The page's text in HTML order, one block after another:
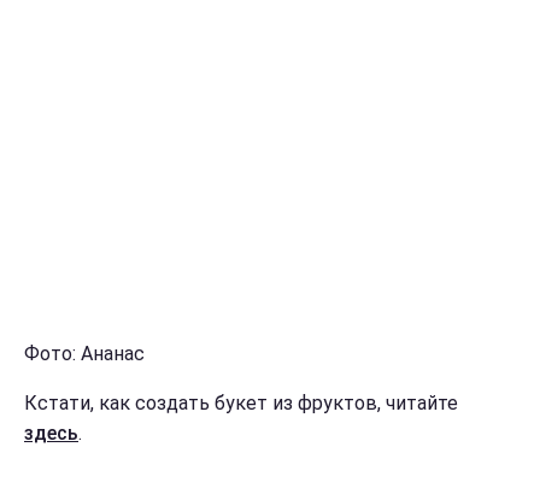
Фото: Ананас
Кстати, как создать букет из фруктов, читайте
здесь.